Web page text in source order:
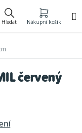
Hledat Nákupní košík
červený